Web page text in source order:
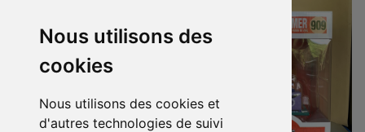
Nous utilisons des
cookies
Nous utilisons des cookies et
d'autres technologies de suivi